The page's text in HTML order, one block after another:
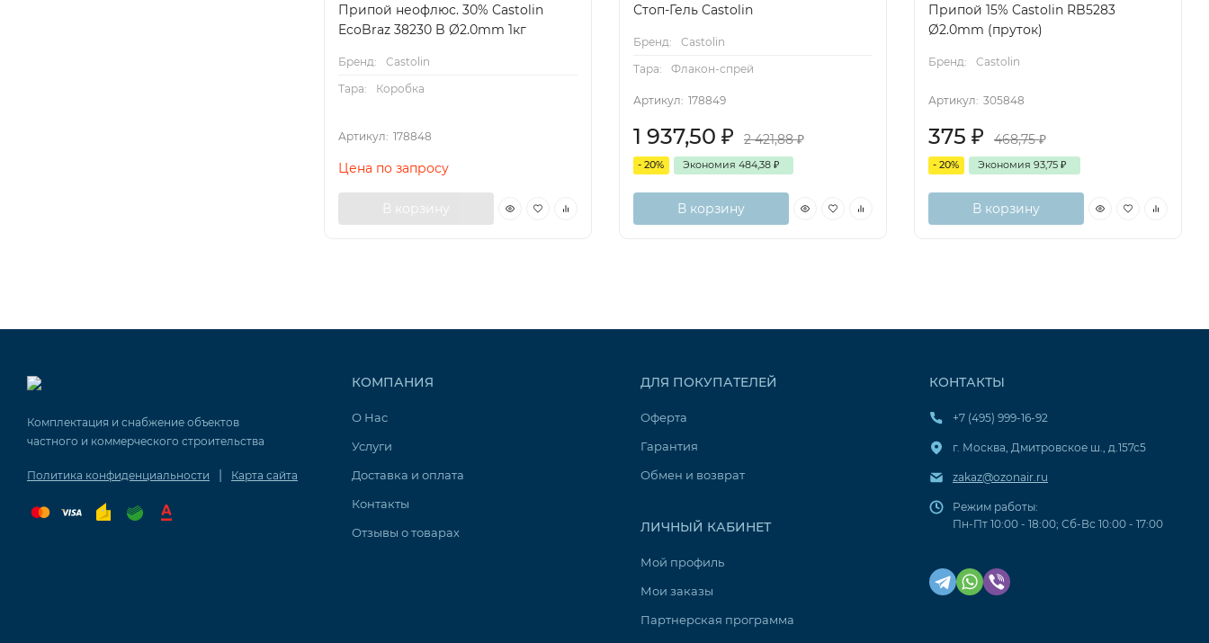
Припой неофлюс. 30% Castolin
EcoBraz 38230 B Ø2.0mm 1кг
Бренд:
Castolin
Тара:
Коробка
Артикул: 178848
Цена по запросу
В корзину
Стоп-Гель Castolin
Бренд:
Castolin
Тара:
Флакон-спрей
Артикул: 178849
1 937,50 ₽ 2 421,88₽
- 20% Экономия 484,38 ₽
В корзину
Припой 15% Castolin RB5283
Ø2.0mm (пруток)
Бренд: Castolin
Артикул: 305848
375 ₽ 468,75₽
- 20% Экономия 93,75 ₽
В корзину
Комплектация и снабжение объектов
частного и коммерческого строительства
Политика конфиденциальности | Карта сайта
КОМПАНИЯ
О Нас
Услуги
Доставка и оплата
Контакты
Отзывы о товарах
ДЛЯ ПОКУПАТЕЛЕЙ
Оферта
Гарантия
Обмен и возврат
ЛИЧНЫЙ КАБИНЕТ
Мой профиль
Мои заказы
Партнерская программа
КОНТАКТЫ
+7 (495) 999-16-92
г. Москва, Дмитровское ш., д.157с5
zakaz@ozonair.ru
Режим работы:
Пн-Пт 10:00 - 18:00; Сб-Вс 10:00 - 17:00